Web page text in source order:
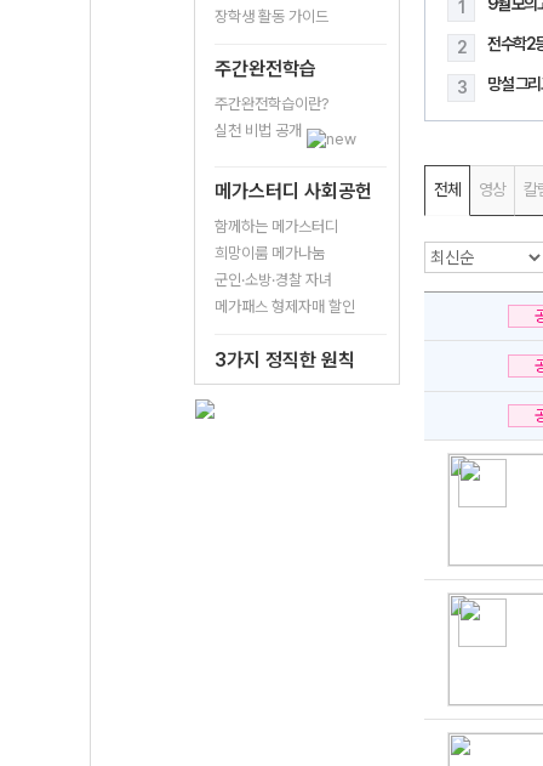
장학생 활동 가이드
주간완전학습
주간완전학습이란?
실천 비법 공개
메가스터디 사회공헌
함께하는 메가스터디
희망이룸 메가나눔
군인·소방·경찰 자녀
메가패스 형제자매 할인
3가지 정직한 원칙
1
2 전수학2
3 망설 그
전체 영상 칼